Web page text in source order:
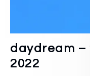
daydream –
2022